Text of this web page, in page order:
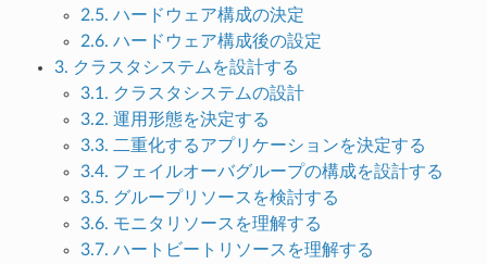
2.5. ハードウェア構成の決定
2.6. ハードウェア構成後の設定
3. クラスタシステムを設計する
3.1. クラスタシステムの設計
3.2. 運用形態を決定する
3.3. 二重化するアプリケーションを決定する
3.4. フェイルオーバグループの構成を設計する
3.5. グループリソースを検討する
3.6. モニタリソースを理解する
3.7. ハートビートリソースを理解する